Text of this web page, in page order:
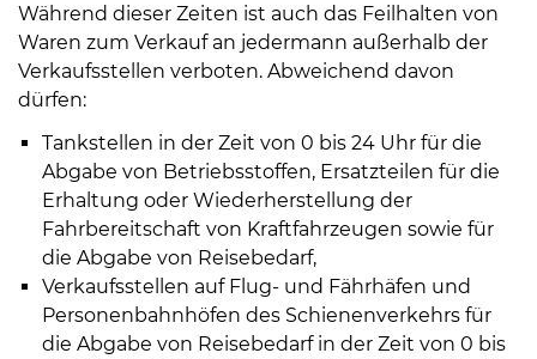
sowie
außerhalb
der
Öffnungszeiten
nach
Vereinbarung.
Während dieser Zeiten ist auch das Feilhalten von
Waren zum Verkauf an jedermann außerhalb der
Verkaufsstellen verboten. Abweichend davon
dürfen:
Tankstellen in der Zeit von 0 bis 24 Uhr für die
Abgabe von Betriebsstoffen, Ersatzteilen für die
Erhaltung oder Wiederherstellung der
Fahrbereitschaft von Kraftfahrzeugen sowie für
die Abgabe von Reisebedarf,
Verkaufsstellen auf Flug- und Fährhäfen und
Personenbahnhöfen des Schienenverkehrs für
die Abgabe von Reisebedarf in der Zeit von 0 bis